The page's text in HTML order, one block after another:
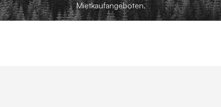
Mietkaufangeboten.